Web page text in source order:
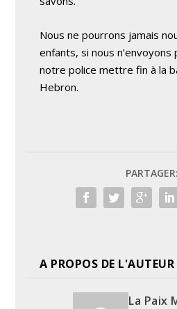
Nous ne pourrons jamais
enfants, si nous
notre police mettre fin à la
Hebron.
PARTAGER:
A PROPOS DE L'AUTEUR
La Paix